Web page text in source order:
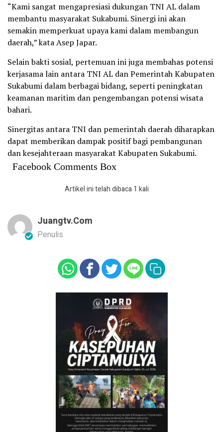
“Kami sangat mengapresiasi dukungan TNI AL dalam
membantu masyarakat Sukabumi. Sinergi ini akan
semakin memperkuat upaya kami dalam membangun
daerah,” kata Asep Japar.
Selain bakti sosial, pertemuan ini juga membahas potensi
kerjasama lain antara TNI AL dan Pemerintah Kabupaten
Sukabumi dalam berbagai bidang, seperti peningkatan
keamanan maritim dan pengembangan potensi wisata
bahari.
Sinergitas antara TNI dan pemerintah daerah diharapkan
dapat memberikan dampak positif bagi pembangunan
dan kesejahteraan masyarakat Kabupaten Sukabumi.
Facebook Comments Box
Artikel ini telah dibaca 1 kali
Juangtv.com
Penulis